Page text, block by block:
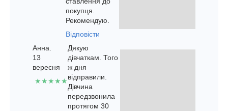
покупця.
Рекомендую.
Відповісти
Анна.
13
вересня
★★★★★
Дякую
дівчаткам. Того
ж дня
відправили.
Дівчина
передзвонила
протягом 30